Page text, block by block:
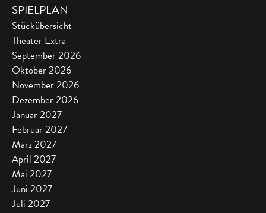
SPIELPLAN
Stückübersicht
Theater Extra
September 2026
Oktober 2026
November 2026
Dezember 2026
Januar 2027
Februar 2027
März 2027
April 2027
Mai 2027
Juni 2027
Juli 2027